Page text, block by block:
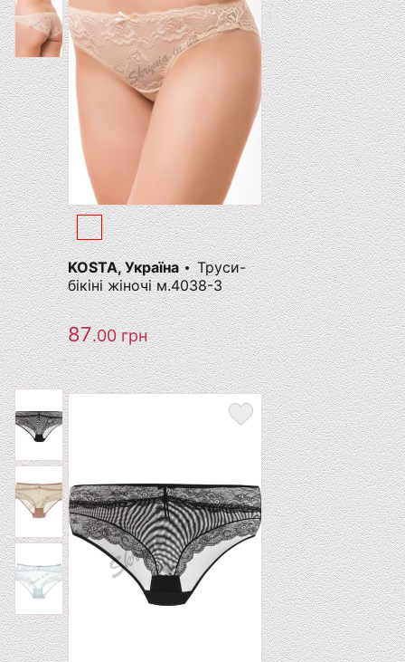
KOSTA, Україна
Труси-
бікіні жіночі м.4038-3
87.00грн